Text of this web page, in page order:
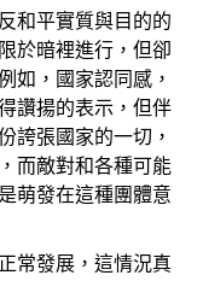
和平實質與目的的
於暗裡進行，但卻
如，國家認同感，
讚揚的表示，但伴
誇張國家的一切，
而敵對和各種可能
萌發在這種團體意
常發展，這情況真